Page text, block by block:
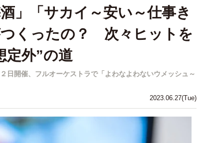
2023.06.27(Tue)
」「サカイ～安い～仕事き
くったの？ 次々ヒットを
定外”の道
日開催、フルオーケストラで「よわなよわないウメッシュ～